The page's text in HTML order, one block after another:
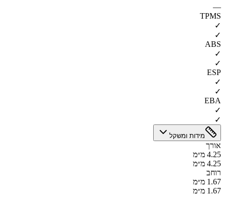
—
TPMS
✓
✓
ABS
✓
✓
ESP
✓
✓
EBA
✓
✓
מידות ומשקל
אורך
4.25 מ״מ
4.25 מ״מ
רוחב
1.67 מ״מ
1.67 מ״מ